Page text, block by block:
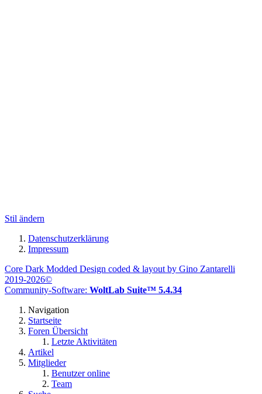
Stil ändern
Datenschutzerklärung
Impressum
Core Dark Modded Design coded & layout by Gino Zantarelli
2019-2026©
Community-Software: WoltLab Suite™ 5.4.34
Navigation
Startseite
Foren Übersicht
Letzte Aktivitäten
Artikel
Mitglieder
Benutzer online
Team